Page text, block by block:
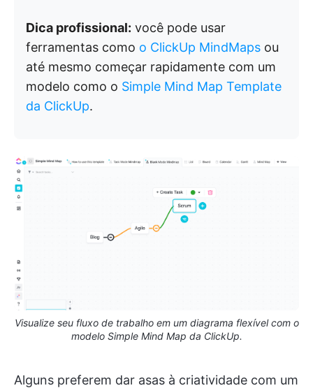
Dica profissional: você pode usar
ferramentas como o ClickUp MindMaps ou
até mesmo começar rapidamente com um
modelo como o Simple Mind Map Template
da ClickUp.
Visualize seu fluxo de trabalho em um diagrama flexível com o
modelo Simple Mind Map da ClickUp.
Alguns preferem dar asas à criatividade com um